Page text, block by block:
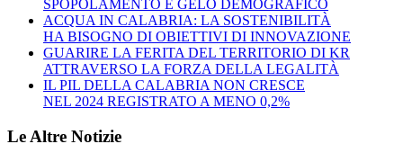
SPOPOLAMENTO E GELO DEMOGRAFICO
ACQUA IN CALABRIA: LA SOSTENIBILITÀ
HA BISOGNO DI OBIETTIVI DI INNOVAZIONE
GUARIRE LA FERITA DEL TERRITORIO DI KR
ATTRAVERSO LA FORZA DELLA LEGALITÀ
IL PIL DELLA CALABRIA NON CRESCE
NEL 2024 REGISTRATO A MENO 0,2%
Le Altre Notizie